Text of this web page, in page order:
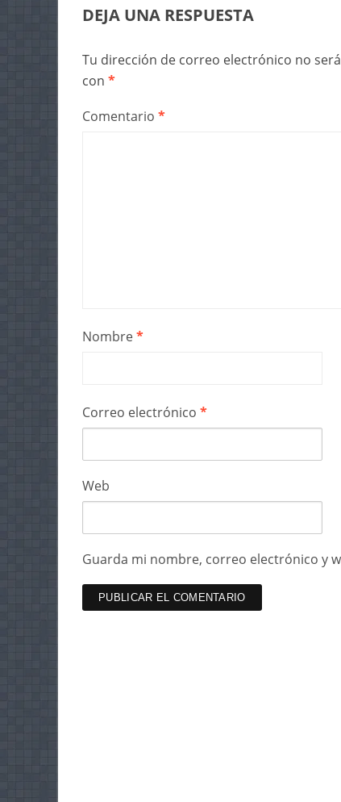
DEJA UNA RESPUESTA
Tu dirección de correo electrónico no
con *
Comentario *
Nombre*
Correo electrónico *
Web
Guarda mi nombre, correo electrónico y